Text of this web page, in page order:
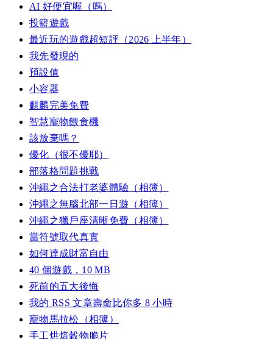
AI 好便宜喔（嗎）
投籃遊戲
最近玩的遊戲超短評（2026 上半年）
我先發現的
預設值
小容器
麒麟完美免費
智慧寵物餵食機
該放棄嗎？
優化（很不優耶）
部落格問題挑戰
沖繩之合法打老婆體驗（相簿）
沖繩之無腦北部一日遊（相簿）
沖繩之獵戶座清晰免費（相簿）
當符號取代真實
如何達成財富自由
40 個遊戲，10 MB
死前的五大後悔
我的 RSS 文章壽命比你多 8 小時
寵物馬拉松（相簿）
手工烘焙穀物脆片